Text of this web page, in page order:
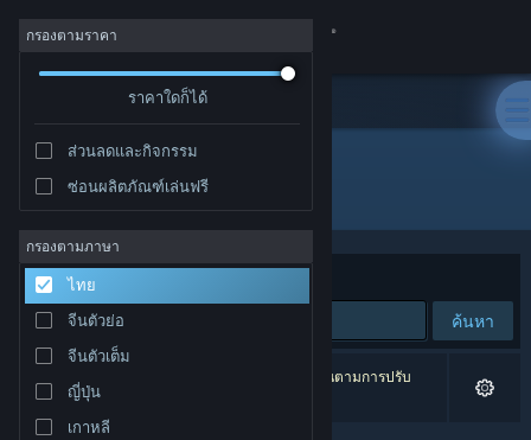
เข้าสู่ระบบ
ชุมชน
เกี่ยวกับ
ฝ่ายสนับสนุน
เปลี่ยนภาษา
รับแอป Steam แบบพกพา
กรองตามราคา
ราคาใดก็ได้
ส่วนลดและกิจกรรม
ซ่อนผลิตภัณฑ์เล่นฟรี
กรองตามภาษา
ไทย
จีนตัวย่อ
จีนตัวเต็ม
ญี่ปุ่น
เกาหลี
ผู้พัฒนา: Anaconda Game Studios
จัดเรียงตาม
ค้นหา
0 ผลลัพธ์ตรงกับที่คุณค้นหา 1 ผลิตภัณฑ์ได้ถูกละเว้นตามการปรับ
แต่งของคุณ